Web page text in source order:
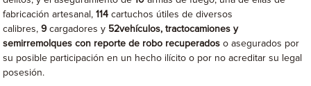
fabricación artesanal,114cartuchos útiles de diversos
calibres,9cargadores y 52vehículos, tractocamiones y
semirremolques con reporte de robo recuperadoso asegurados por
su posible participación en un hecho ilícito o por no acreditar su legal
posesión.